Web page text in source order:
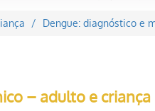
Dengue: diagnóstico e
– adulto e criança